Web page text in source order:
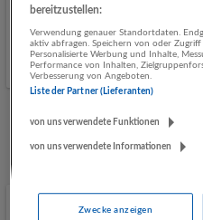
Bodenleger (m/w/d)
04.08.2026,
XXXLutz KG
St. Johann im Pongau
bereitzustellen:
Verwendung genauer Standortdaten.
aktiv abfragen. Speichern von oder
Personalisierte Werbung und Inhalte,
Performance von Inhalten,
Verbesserung von Angeboten.
Liste der Partner (Lieferanten)
von uns verwendete Funktionen
von uns verwendete Informationen
Zwecke anzeigen